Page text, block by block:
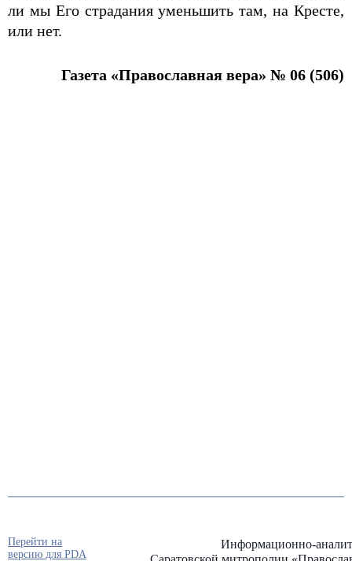
ли мы Его страдания уменьшить там, на Кресте,
или нет.
Газета «Православная вера» № 06 (506)
Информационно-
Перейти на
версию для PDA